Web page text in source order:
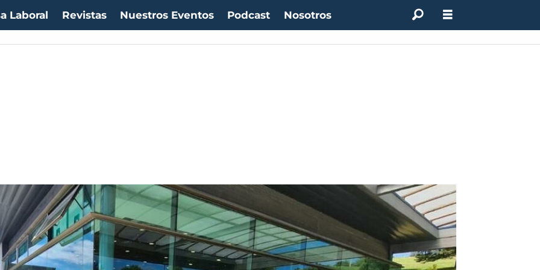
Laboral Revistas Nuestros Eventos Podcast Nosotros